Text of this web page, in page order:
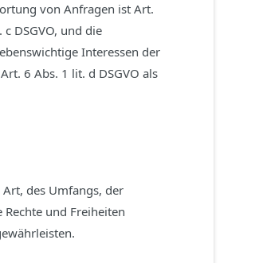
von Anfragen ist Art.
DSGVO, und die
Interessen der
6 Abs. 1 lit. d DSGVO als
des Umfangs, der
und Freiheiten